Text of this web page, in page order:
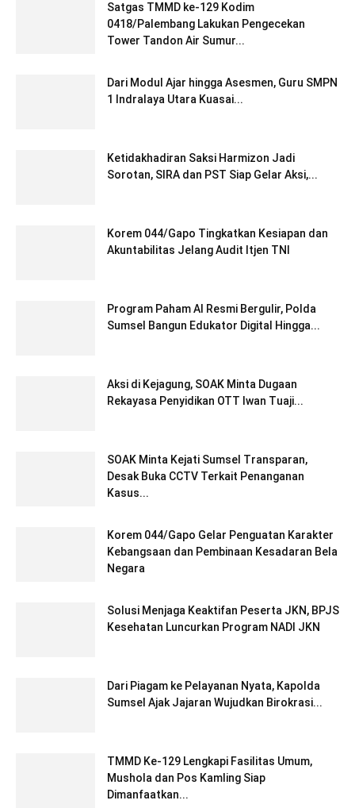
Satgas TMMD ke-129 Kodim
0418/Palembang Lakukan Pengecekan
Tower Tandon Air Sumur...
Dari Modul Ajar hingga Asesmen, Guru SMPN
1 Indralaya Utara Kuasai...
Ketidakhadiran Saksi Harmizon Jadi
Sorotan, SIRA dan PST Siap Gelar Aksi,...
Korem 044/Gapo Tingkatkan Kesiapan dan
Akuntabilitas Jelang Audit Itjen TNI
Program Paham AI Resmi Bergulir, Polda
Sumsel Bangun Edukator Digital Hingga...
Aksi di Kejagung, SOAK Minta Dugaan
Rekayasa Penyidikan OTT Iwan Tuaji...
SOAK Minta Kejati Sumsel Transparan,
Desak Buka CCTV Terkait Penanganan
Kasus...
Korem 044/Gapo Gelar Penguatan Karakter
Kebangsaan dan Pembinaan Kesadaran Bela
Negara
Solusi Menjaga Keaktifan Peserta JKN, BPJS
Kesehatan Luncurkan Program NADI JKN
Dari Piagam ke Pelayanan Nyata, Kapolda
Sumsel Ajak Jajaran Wujudkan Birokrasi...
TMMD Ke-129 Lengkapi Fasilitas Umum,
Mushola dan Pos Kamling Siap
Dimanfaatkan...